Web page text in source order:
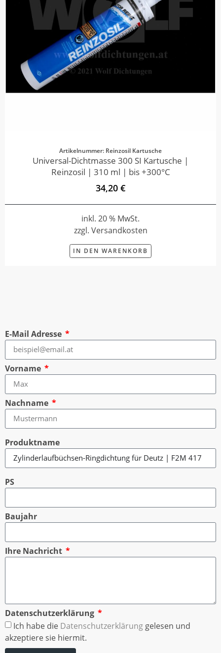
Artikelnummer: Reinzosil Kartusche
Universal-Dichtmasse 300 SI Kartusche |
Reinzosil | 310 ml | bis +300°C
34,20 €
inkl. 20 % MwSt.
zzgl. Versandkosten
IN DEN WARENKORB
E-Mail Adresse
Vorname
Nachname
Produktname
PS
Baujahr
Ihre Nachricht
Datenschutzerklärung
Ich habe die Datenschutzerklärung gelesen und
akzeptiere sie hiermit.